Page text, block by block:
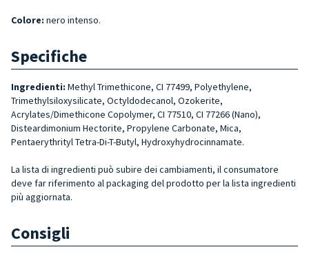
Colore: nero intenso.
Specifiche
Ingredienti: Methyl Trimethicone, CI 77499, Polyethylene,
Trimethylsiloxysilicate, Octyldodecanol, Ozokerite,
Acrylates/Dimethicone Copolymer, CI 77510, CI 77266 (Nano),
Disteardimonium Hectorite, Propylene Carbonate, Mica,
Pentaerythrityl Tetra-Di-T-Butyl, Hydroxyhydrocinnamate.
La lista di ingredienti può subire dei cambiamenti, il consumatore
deve far riferimento al packaging del prodotto per la lista ingredienti
più aggiornata.
Consigli